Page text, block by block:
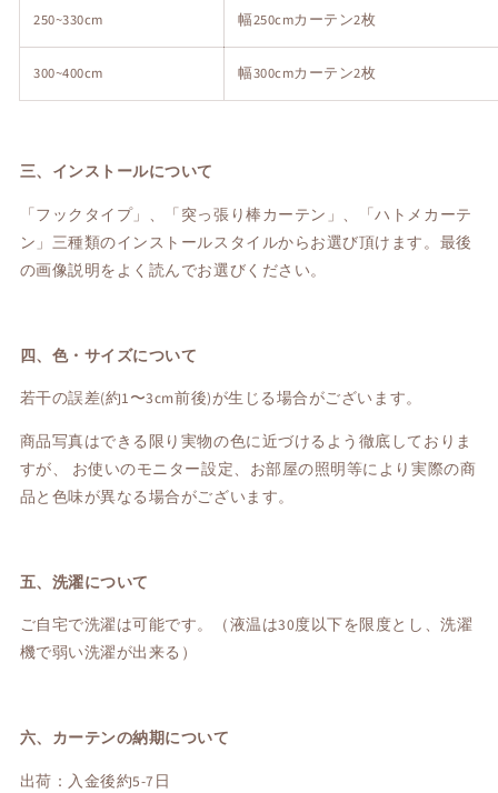
250~330cm 幅250cmカーテン2枚
300~400cm 幅300cmカーテン2枚
三、インストールについて
「フックタイプ」、「突っ張り棒カーテン」、「ハトメカーテ
ン」三種類のインストールスタイルからお選び頂けます。最後
の画像説明をよく読んでお選びください。
四、色・サイズについて
若干の誤差(約1〜3cm前後)が生じる場合がございます。
商品写真はできる限り実物の色に近づけるよう徹底しておりま
すが、 お使いのモニター設定、お部屋の照明等により実際の商
品と色味が異なる場合がございます。
五、洗濯について
ご自宅で洗濯は可能です。（液温は30度以下を限度とし、洗濯
機で弱い洗濯が出来る）
六、カーテンの納期について
出荷：入金後約5-7日